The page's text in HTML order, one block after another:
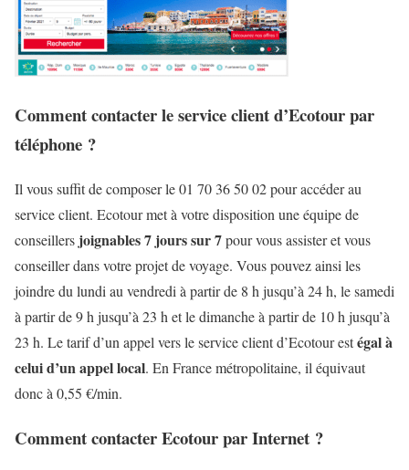
Comment contacter le service client d’Ecotour par
téléphone ?
Il vous suffit de composer le 01 70 36 50 02 pour accéder au
service client. Ecotour met à votre disposition une équipe de
conseillers joignables 7 jours sur 7pour vous assister et vous
conseiller dans votre projet de voyage. Vous pouvez ainsi les
joindre du lundi au vendredi à partir de 8 h jusqu’à 24 h, le samedi
à partir de 9 h jusqu’à 23 h et le dimanche à partir de 10 h jusqu’à
23 h. Le tarif d’un appel vers le service client d’Ecotour estégal à
celui d’un appel local. En France métropolitaine, il équivaut
donc à 0,55 €/min.
Comment contacter Ecotour par Internet ?